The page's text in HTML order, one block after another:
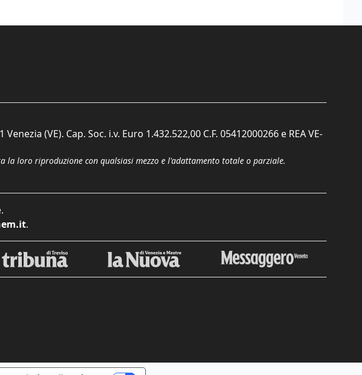
(VE). Cap. Soc. i.v. Euro 1.432.522,00 C.F. 05412000266 e REA VE-
loro riproduzione con qualsiasi mezzo e l'adattamento totale o parziale.
.